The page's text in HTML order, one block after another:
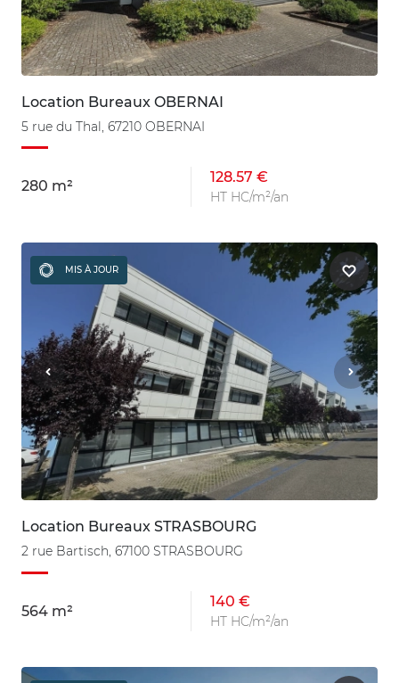
Location Bureaux OBERNAI
5 rue du Thal, 67210 OBERNAI
280 m²
128.57 €
HT HC/m²/an
MIS À JOUR
Location Bureaux STRASBOURG
2 rue Bartisch, 67100 STRASBOURG
564 m²
140 €
HT HC/m²/an